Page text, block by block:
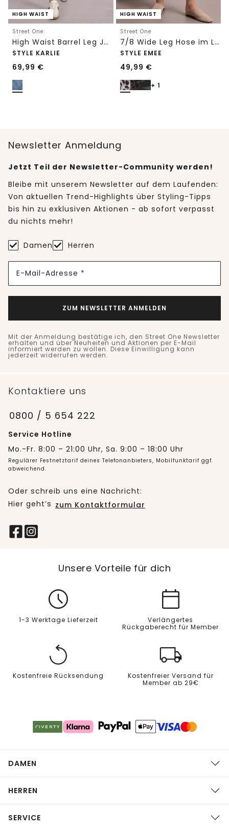
HIGH WAIST
Street One
High Waist Barrel Leg Jeans im Loose Fit
STYLE KARLIE
69,99 €
HIGH WAIST
Street One
7/8 Wide Leg Hose im Loose Fit mit Print
STYLE EMEE
49,99 €
+ 1
Newsletter Anmeldung
Jetzt Teil der Newsletter-Community werden!
Bleibe mit unserem Newsletter auf dem Laufenden:
Von aktuellen Trend-Highlights über Styling-Tipps
bis hin zu exklusiven Aktionen - ab sofort verpasst
du nichts mehr!
Damen Herren
E-Mail-Adresse *
ZUM NEWSLETTER ANMELDEN
Mit der Anmeldung bestätige ich, den Street One Newsletter
erhalten und über Neuheiten und Aktionen per E-Mail
informiert werden zu wollen. Diese Einwilligung kann
jederzeit widerrufen werden.
Kontaktiere uns
0800 / 5 654 222
Service Hotline
Mo.-Fr. 8:00 – 21:00 Uhr, Sa. 9:00 – 18:00 Uhr
Regulärer Festnetztarif deines Telefonanbieters, Mobilfunktarif ggf.
abweichend.
Oder schreib uns eine Nachricht:
Hier geht’s zum Kontaktformular
Unsere Vorteile für dich
1-3 Werktage Lieferzeit
Verlängertes
Rückgaberecht für Member
Kostenfreie Rücksendung
Kostenfreier Versand für
Member ab 29€
DAMEN
HERREN
SERVICE